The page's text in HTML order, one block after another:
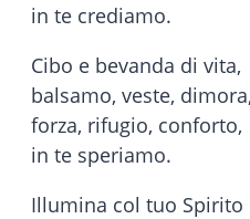
in te crediamo.
Cibo e bevanda di vita,
balsamo, veste, dimora,
forza, rifugio, conforto,
in te speriamo.
Illumina col tuo Spirito